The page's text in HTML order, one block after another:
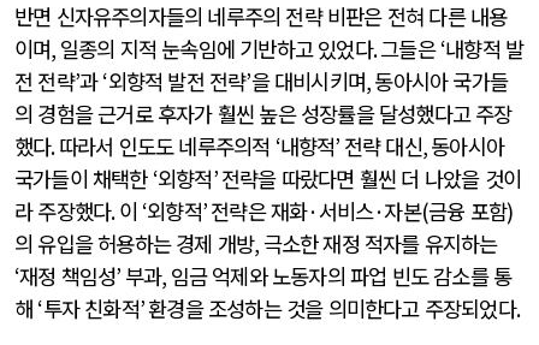
반면 신자유주의자들의 네루주의 전략 비판은 전혀 다른 내용
이며, 일종의 지적 눈속임에 기반하고 있었다.그들은‘내향적 발
전 전략’과‘외향적 발전 전략’을 대비시키며,동아시아 국가들
의 경험을 근거로 후자가 훨씬 높은 성장률을 달성했다고 주장
했다.따라서 인도도 네루주의적 ‘내향적’ 전략 대신,동아시아
국가들이 채택한 ‘외향적’전략을 따랐다면 훨씬 더 나았을 것이
라 주장했다.이 ‘외향적’전략은 재화·서비스·자본(금융 포함)
의 유입을 허용하는 경제 개방,극소한 재정 적자를 유지하는
‘재정 책임성’ 부과, 임금 억제와 노동자의 파업 빈도 감소를 통
해 ‘투자 친화적’환경을 조성하는 것을 의미한다고 주장되었다.